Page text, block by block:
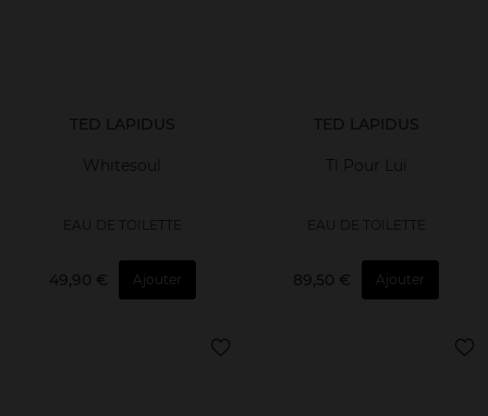
TED LAPIDUS
Whitesoul
EAU DE TOILETTE
49,90 € Ajouter
TED LAPIDUS
Tl Pour Lui
EAU DE TOILETTE
89,50 € Ajouter